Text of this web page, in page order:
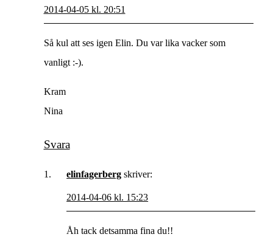
2014-04-05 kl. 20:51
Så kul att ses igen Elin. Du var lika vacker som
vanligt :-).
Kram
Nina
Svara
elinfagerberg skriver:
2014-04-06 kl. 15:23
Åh tack detsamma fina du!!